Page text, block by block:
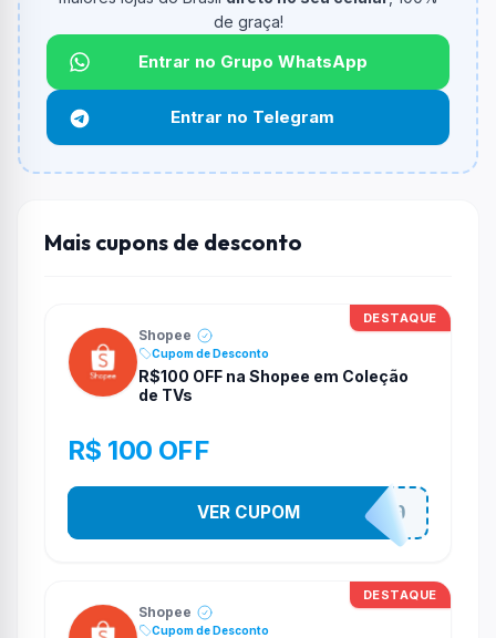
informado.
Qual é o desconto máximo?
Não informado ou sem limite.
Funciona em qualquer produto?
Não necessariamente. Depende de itens participantes
e alguns vendedores ou produtos especificos podem
de graça!
Entrar no Grupo WhatsApp
Entrar no Telegram
Mais cupons de desconto
DESTAQUE
Shopee
Cupom de Desconto
R$100 OFF na Shopee em Coleção
de TVs
R$ 100 OFF
TV100
VER CUPOM
DESTAQUE
Shopee
Cupom de Desconto